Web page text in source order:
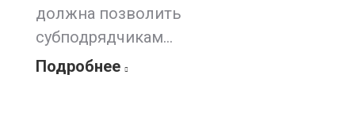
должна позволить
субподрядчикам…
Подробнее